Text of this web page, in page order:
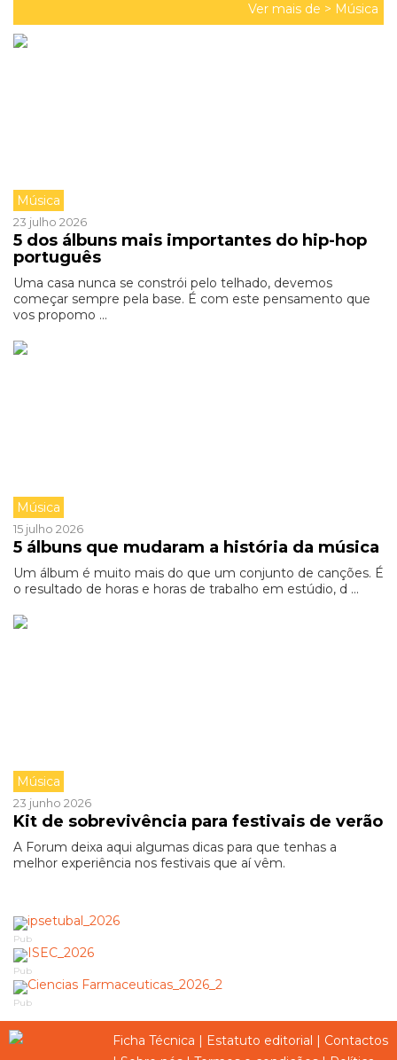
Ver mais de > Música
Música
23 julho 2026
5 dos álbuns mais importantes do hip-hop
português
Uma casa nunca se constrói pelo telhado, devemos
começar sempre pela base. É com este pensamento que
vos propomo ...
Música
15 julho 2026
5 álbuns que mudaram a história da música
Um álbum é muito mais do que um conjunto de canções. É
o resultado de horas e horas de trabalho em estúdio, d ...
Música
23 junho 2026
Kit de sobrevivência para festivais de verão
A Forum deixa aqui algumas dicas para que tenhas a
melhor experiência nos festivais que aí vêm.
Pub
Pub
Pub
Ficha Técnica | Estatuto editorial | Contactos